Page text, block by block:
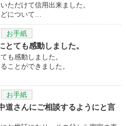
ただけて信用出来ました。
について…
お手紙
とても感動しました。
も感動しました。
ことができました。
お手紙
道さんにご相談するようにと言